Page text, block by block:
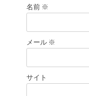
名前 ※
メール ※
サイト